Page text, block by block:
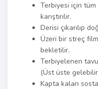
Terbiyesi için
karıştırılır.
Derisi çıkarılıp
Üzeri bir streç
bekletilir.
Terbiyelenen
(Üst üste
Kapta kalan